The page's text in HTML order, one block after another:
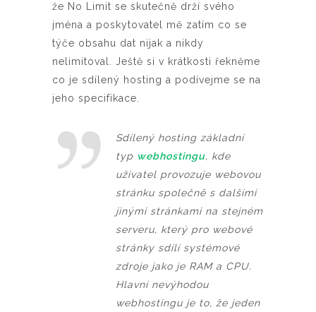
že No Limit se skutečně drží svého
jména a poskytovatel mě zatím co se
týče obsahu dat nijak a nikdy
nelimitoval. Ještě si v krátkosti řekněme
co je sdílený hosting a podívejme se na
jeho specifikace.
Sdílený hosting základní
typ webhostingu, kde
uživatel provozuje webovou
stránku společně s dalšími
jinými stránkami na stejném
serveru, který pro webové
stránky sdílí systémové
zdroje jako je RAM a CPU.
Hlavní nevýhodou
webhostingu je to, že jeden